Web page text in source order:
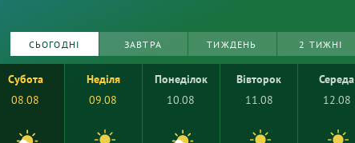
СЬОГОДНІ ЗАВТРА ТИЖДЕНЬ 2 ТИЖНІ
Субота
08.08
Неділя
09.08
Понеділок
10.08
Вівторок
11.08
Середа
12.08